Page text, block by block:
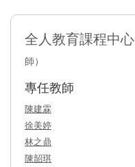
全人教育課程中心
師）
專任教師
陳建霖
徐美婷
林之鼎
陳韶琪